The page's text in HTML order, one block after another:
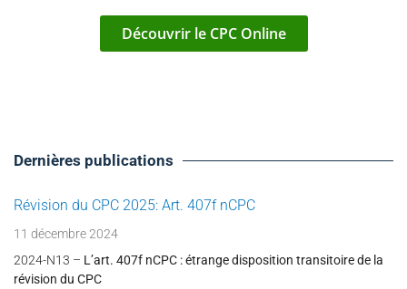
Découvrir le CPC Online
Dernières publications
Révision du CPC 2025: Art. 407f nCPC
11 décembre 2024
2024-N13 – L’art. 407f nCPC : étrange disposition transitoire de la
révision du CPC